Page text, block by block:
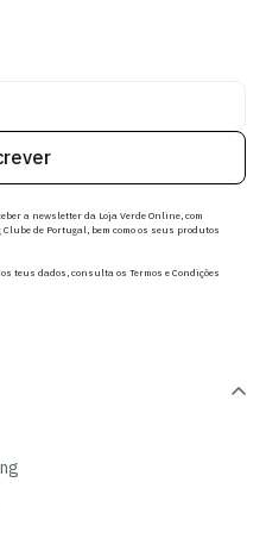
a newsletter da Loja Verde Online, com
de Portugal, bem como os seus produtos
teus dados, consulta os Termos e Condições